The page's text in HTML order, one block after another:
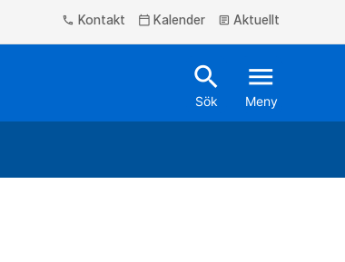
phone Kontakt calendar_today Kalender article Aktuellt
search
Sök
menu
Meny